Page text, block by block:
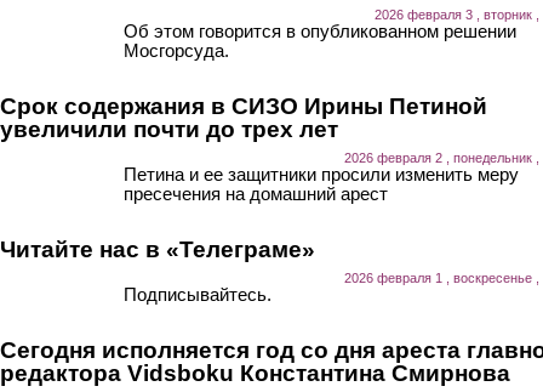
2026 февраля 3 , вторник ,
Об этом говорится в опубликованном решении
Мосгорсуда.
Срок содержания в СИЗО Ирины Петиной
увеличили почти до трех лет
2026 февраля 2 , понедельник ,
Петина и ее защитники просили изменить меру
пресечения на домашний арест
Читайте нас в «Телеграме»
2026 февраля 1 , воскресенье ,
Подписывайтесь.
Сегодня исполняется год со дня ареста
редактора Vidsboku Константина Смирнова